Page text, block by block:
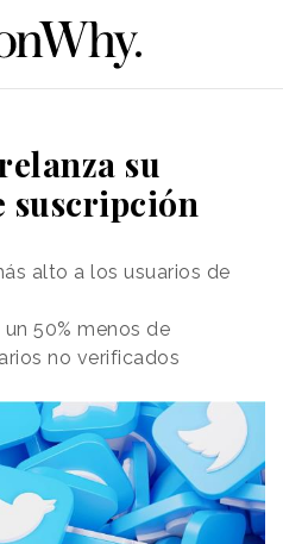
su
suscripción
alto a los usuarios de
50% menos de
no verificados